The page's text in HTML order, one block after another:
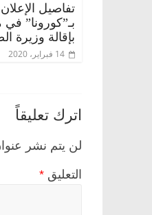
تفاصيل
بـ”كورونا”
بإقالة وزيرة
14 فبراير، 2020
اترك تعليقاً
لن يتم نشر
التعليق *